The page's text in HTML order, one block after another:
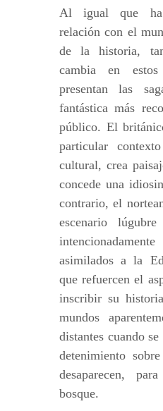
Al igual que ha
relación con el
de la historia,
cambia en
presentan las
fantástica más
público. El
particular
cultural, crea
concede una
contrario, el
escenario
asimilados a la
que refuercen el
inscribir su
mundos
distantes cuando
detenimiento
desaparecen,
bosque.